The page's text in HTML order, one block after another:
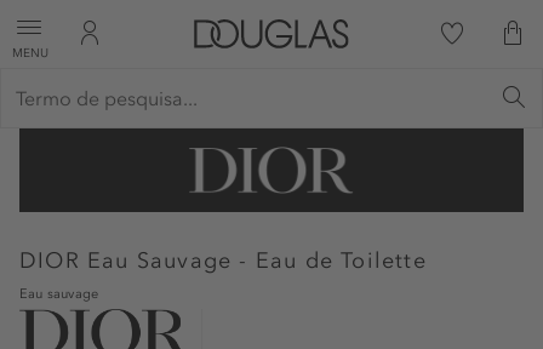
MENU
DIOR Eau Sauvage - Eau de Toilette
Eau sauvage